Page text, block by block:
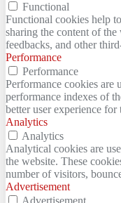
Functional
Functional cookies help
sharing the content of
feedbacks, and other
Performance
Performance
Performance cookies are
performance indexes of
better user experience for
Analytics
Analytics
Analytical cookies are
the website. These
number of visitors,
Advertisement